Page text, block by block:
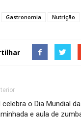
Gastronomia Nutrição
celebra o Dia Mundial
e aula de